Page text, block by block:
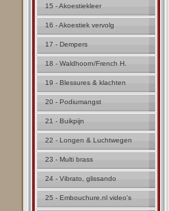
15 - Akoestiekleer
16 - Akoestiek vervolg
17 - Dempers
18 - Waldhoorn/French H.
19 - Blessures & klachten
20 - Podiumangst
21 - Buikpijn
22 - Longen & Luchtwegen
23 - Multi brass
24 - Vibrato, glissando
25 - Embouchure.nl video's